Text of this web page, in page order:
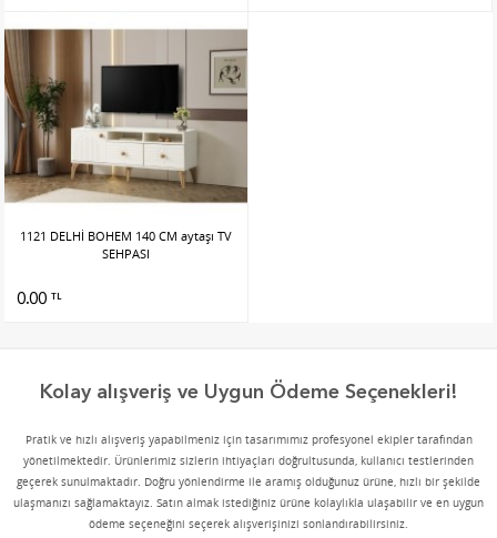
1121 DELHİ BOHEM 140 CM aytaşı TV
SEHPASI
0.00 TL
Kolay alışveriş ve Uygun Ödeme Seçenekleri!
Pratik ve hızlı alışveriş yapabilmeniz için tasarımımız profesyonel ekipler tarafından
yönetilmektedir. Ürünlerimiz sizlerin ihtiyaçları doğrultusunda, kullanıcı testlerinden
geçerek sunulmaktadır. Doğru yönlendirme ile aramış olduğunuz ürüne, hızlı bir şekilde
ulaşmanızı sağlamaktayız. Satın almak istediğiniz ürüne kolaylıkla ulaşabilir ve en uygun
ödeme seçeneğini seçerek alışverişinizi sonlandırabilirsiniz.